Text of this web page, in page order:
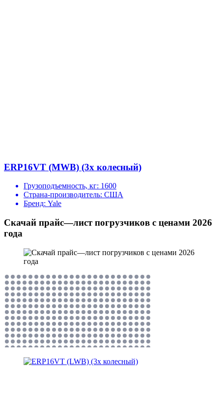
ERP16VT (MWB) (3х колесный)
Грузоподъемность, кг: 1600
Страна-производитель: США
Бренд: Yale
Скачай прайс—лист погрузчиков с ценами 2026
года